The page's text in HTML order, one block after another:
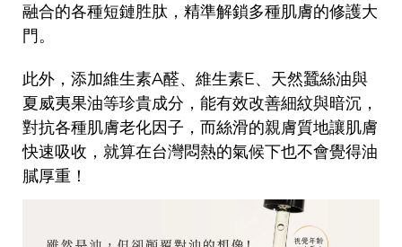
融合的各種短鏈胜肽，精準解鎖多種肌膚的修護大
門。
此外，添加維生素A醛、維生素E、天然蠶絲油與
夏威夷果油等珍貴成分，能有效改善細紋與暗沉，
對抗各種肌膚老化因子，而絲滑的親膚質地讓肌膚
快速吸收，就算在台灣悶熱的氣候下也不會覺得油
膩厚重！